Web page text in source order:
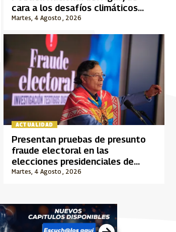
Martes, 4 Agosto , 2026
cara a los desafíos climáticos
actuales
ACTUALIDAD
Martes, 4 Agosto , 2026
Presentan pruebas de presunto
fraude electoral en las
elecciones presidenciales de
2026